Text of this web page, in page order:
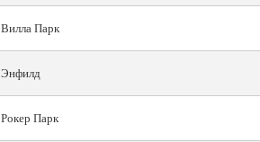
Вилла Парк
Энфилд
Рокер Парк